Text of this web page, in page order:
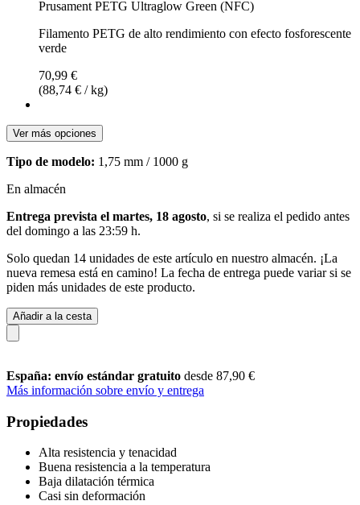
Prusament PETG Ultraglow Green (NFC)
Filamento PETG de alto rendimiento con efecto fosforescente
verde
70,99 €
(88,74 € / kg)
Ver más opciones
Tipo de modelo: 1,75 mm / 1000 g
En almacén
Entrega prevista el martes, 18 agosto, si se realiza el pedido antes
del domingo a las 23:59 h.
Solo quedan 14 unidades de este artículo en nuestro almacén. ¡La
nueva remesa está en camino! La fecha de entrega puede variar si se
piden más unidades de este producto.
Añadir a la cesta
España: envío estándar gratuito desde 87,90 €
Más información sobre envío y entrega
Propiedades
Alta resistencia y tenacidad
Buena resistencia a la temperatura
Baja dilatación térmica
Casi sin deformación